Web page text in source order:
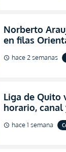
Norberto
en filas
abandonar la
de Aucas
schedule hace 2 semanas
Liga de Quito
horario, canal
VIVO los
Copa Ecuador
schedule hace 1 semana